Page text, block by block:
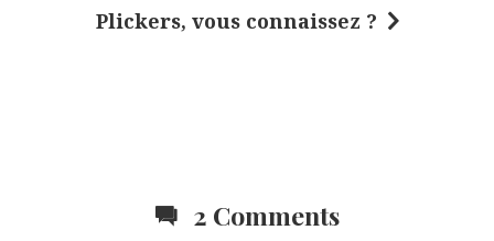
Plickers, vous connaissez ?
2 Comments